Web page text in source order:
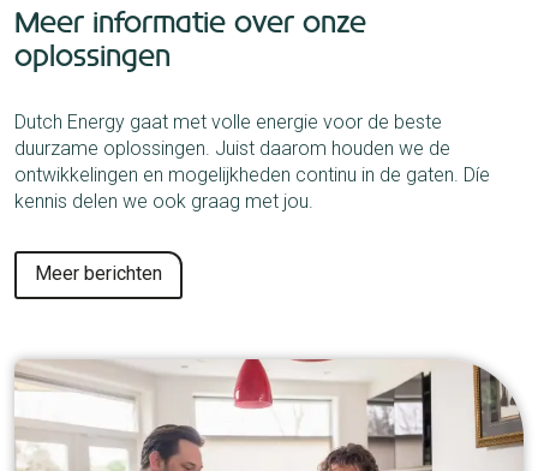
Meer informatie over onze
oplossingen
Dutch Energy gaat met volle energie voor de beste
duurzame oplossingen. Juist daarom houden we de
ontwikkelingen en mogelijkheden continu in de gaten. Díe
kennis delen we ook graag met jou.
Meer berichten